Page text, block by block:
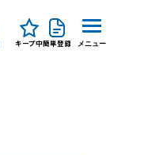
キープ中簡単登録 メニュー